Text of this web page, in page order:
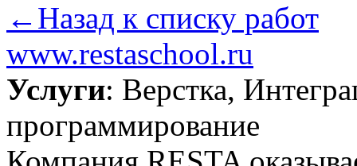
←Назад к списку работ
www.restaschool.ru
Услуги: Верстка,
программирование